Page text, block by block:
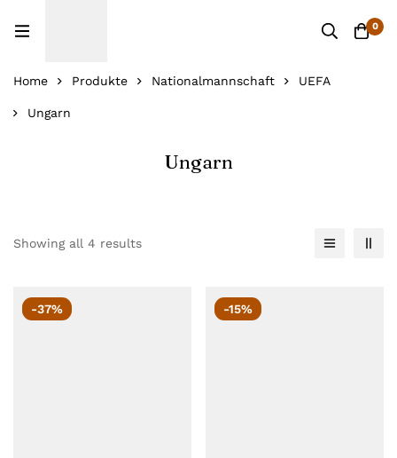
0
Home Produkte Nationalmannschaft UEFA
Ungarn
Ungarn
Showing all 4 results
-37% -15%